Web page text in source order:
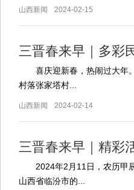
山西新闻 2024-02-15
三晋春来早｜多彩
喜庆迎新春，热闹过大年。
村落张家塔村...
山西新闻 2024-02-14
三晋春来早｜精彩
2024年2月11日，农历甲辰
山西省临汾市的...